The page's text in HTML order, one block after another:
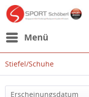
Menü
Stiefel/Schuhe